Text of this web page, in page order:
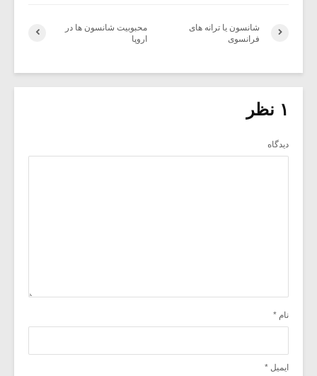
محبوبیت شانسون ها در
اروپا
شانسون یا ترانه های
فرانسوی
۱ نظر
دیدگاه
نام *
ایمیل *